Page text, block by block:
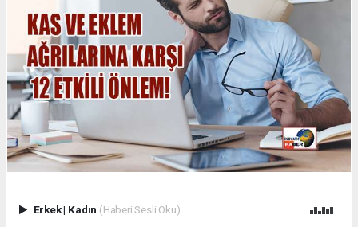
Erkek| Kadın (Haberi Sesli Oku)